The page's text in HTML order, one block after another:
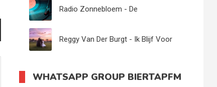
Radio Zonnebloem - De
Reggy Van Der Burgt - Ik Blijf Voor
WHATSAPP GROUP BIERTAPFM